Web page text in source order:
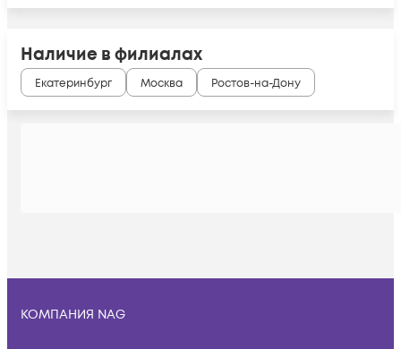
Наличие в филиалах
Екатеринбург Москва Ростов-на-Дону
КОМПАНИЯ NAG